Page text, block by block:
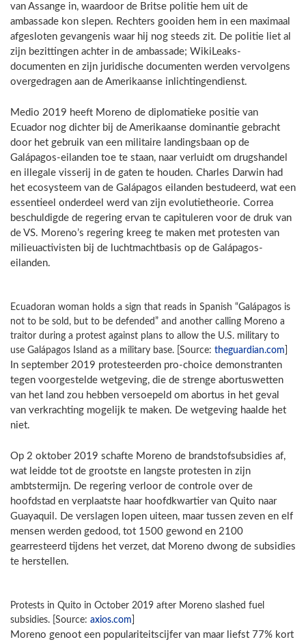
van Assange in, waardoor de Britse politie hem uit de
ambassade kon slepen. Rechters gooiden hem in een maximaal
afgesloten gevangenis waar hij nog steeds zit. De politie liet al
zijn bezittingen achter in de ambassade; WikiLeaks-
documenten en zijn juridische documenten werden vervolgens
overgedragen aan de Amerikaanse inlichtingendienst.
Medio 2019 heeft Moreno de diplomatieke positie van
Ecuador nog dichter bij de Amerikaanse dominantie gebracht
door het gebruik van een militaire landingsbaan op de
Galápagos-eilanden toe te staan, naar verluidt om drugshandel
en illegale visserij in de gaten te houden. Charles Darwin had
het ecosysteem van de Galápagos eilanden bestudeerd, wat een
essentieel onderdeel werd van zijn evolutietheorie. Correa
beschuldigde de regering ervan te capituleren voor de druk van
de VS. Moreno’s regering kreeg te maken met protesten van
milieuactivisten bij de luchtmachtbasis op de Galápagos-
eilanden.
Ecuadoran woman holds a sign that reads in Spanish “Galápagos is
not to be sold, but to be defended” and another calling Moreno a
traitor during a protest against plans to allow the U.S. military to
use Galápagos Island as a military base. [Source: theguardian.com
In september 2019 protesteerden pro-choice demonstranten
tegen voorgestelde wetgeving, die de strenge abortuswetten
van het land zou hebben versoepeld om abortus in het geval
van verkrachting mogelijk te maken. De wetgeving haalde het
niet.
Op 2 oktober 2019 schafte Moreno de brandstofsubsidies af,
wat leidde tot de grootste en langste protesten in zijn
ambtstermijn. De regering verloor de controle over de
hoofdstad en verplaatste haar hoofdkwartier van Quito naar
Guayaquil. De verslagen lopen uiteen, maar tussen zeven en elf
mensen werden gedood, tot 1500 gewond en 2100
gearresteerd tijdens het verzet, dat Moreno dwong de subsidies
te herstellen.
Protests in Quito in October 2019 after Moreno slashed fuel
subsidies. [Source: axios.com
Moreno genoot een populariteitscijfer van maar liefst 77% kort